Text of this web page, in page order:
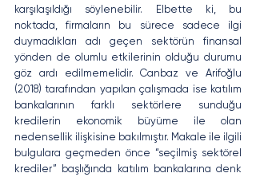
karşılaşıldığı söylenebilir. Elbette ki, bu
noktada, firmaların bu sürece sadece ilgi
duymadıkları adı geçen sektörün finansal
yönden de olumlu etkilerinin olduğu durumu
göz ardı edilmemelidir. Canbaz ve Arifoğlu
(2018) tarafından yapılan çalışmada ise katılım
bankalarının farklı sektörlere sunduğu
kredilerin ekonomik büyüme ile olan
nedensellik ilişkisine bakılmıştır. Makale ile ilgili
bulgulara geçmeden önce “seçilmiş sektörel
krediler” başlığında katılım bankalarına denk